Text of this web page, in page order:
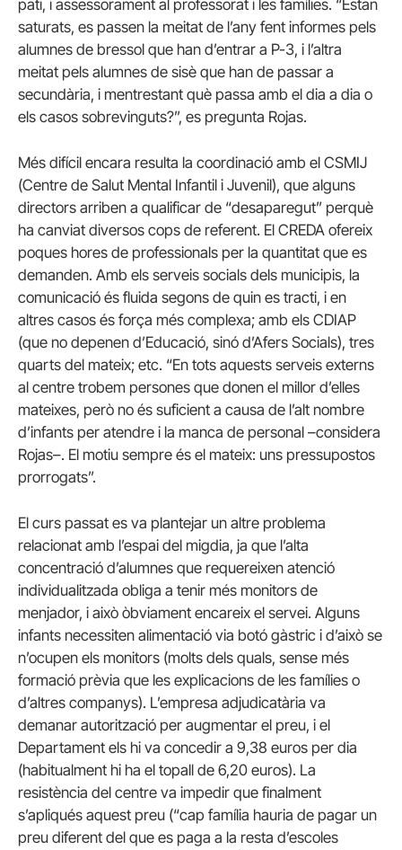
pati, i assessorament al professorat i les famílies. “Estan
saturats, es passen la meitat de l’any fent informes pels
alumnes de bressol que han d’entrar a P-3, i l’altra
meitat pels alumnes de sisè que han de passar a
secundària, i mentrestant què passa amb el dia a dia o
els casos sobrevinguts?”, es pregunta Rojas.
Més difícil encara resulta la coordinació amb el CSMIJ
(Centre de Salut Mental Infantil i Juvenil), que alguns
directors arriben a qualificar de “desaparegut” perquè
ha canviat diversos cops de referent. El CREDA ofereix
poques hores de professionals per la quantitat que es
demanden. Amb els serveis socials dels municipis, la
comunicació és fluida segons de quin es tracti, i en
altres casos és força més complexa; amb els CDIAP
(que no depenen d’Educació, sinó d’Afers Socials), tres
quarts del mateix; etc. “En tots aquests serveis externs
al centre trobem persones que donen el millor d’elles
mateixes, però no és suficient a causa de l’alt nombre
d’infants per atendre i la manca de personal –considera
Rojas–. El motiu sempre és el mateix: uns pressupostos
prorrogats”.
El curs passat es va plantejar un altre problema
relacionat amb l’espai del migdia, ja que l’alta
concentració d’alumnes que requereixen atenció
individualitzada obliga a tenir més monitors de
menjador, i això òbviament encareix el servei. Alguns
infants necessiten alimentació via botó gàstric i d’això se
n’ocupen els monitors (molts dels quals, sense més
formació prèvia que les explicacions de les famílies o
d’altres companys). L’empresa adjudicatària va
demanar autorització per augmentar el preu, i el
Departament els hi va concedir a 9,38 euros per dia
(habitualment hi ha el topall de 6,20 euros). La
resistència del centre va impedir que finalment
s’apliqués aquest preu (“cap família hauria de pagar un
preu diferent del que es paga a la resta d’escoles